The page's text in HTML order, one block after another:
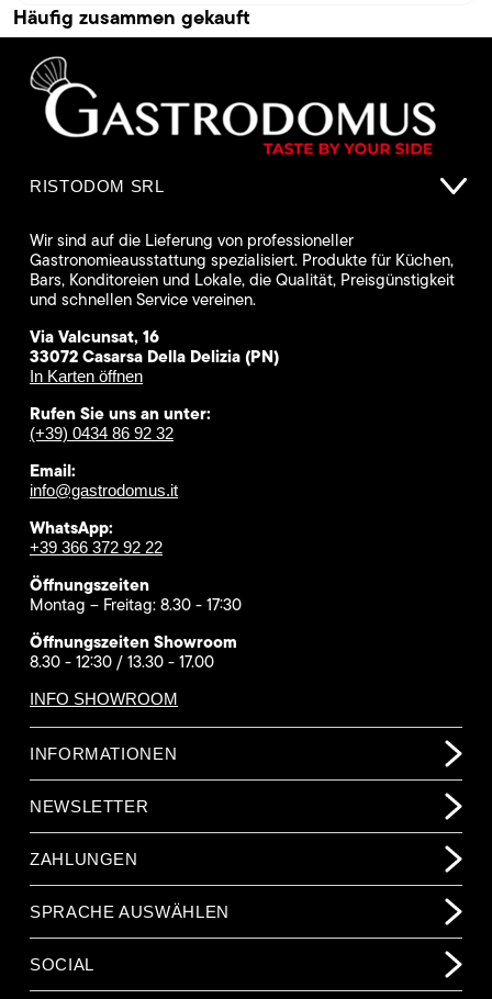
Häufig zusammen gekauft
RISTODOM SRL
Wir sind auf die Lieferung von professioneller
Gastronomieausstattung spezialisiert. Produkte für Küchen,
Bars, Konditoreien und Lokale, die Qualität, Preisgünstigkeit
und schnellen Service vereinen.
Via Valcunsat, 16
33072 Casarsa Della Delizia (PN)
In Karten öffnen
Rufen Sie uns an unter:
(+39) 0434 86 92 32
Email:
info@gastrodomus.it
WhatsApp:
+39 366 372 92 22
Öffnungszeiten
Montag – Freitag: 8.30 - 17:30
Öffnungszeiten Showroom
8.30 - 12:30 / 13.30 - 17.00
INFO SHOWROOM
INFORMATIONEN
NEWSLETTER
ZAHLUNGEN
SPRACHE AUSWÄHLEN
SOCIAL